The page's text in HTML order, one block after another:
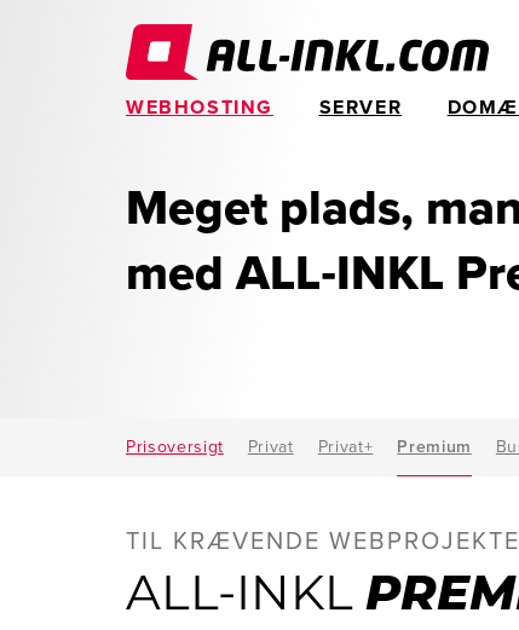
WEBHOSTING SERVER
Meget plads,
med ALL‑INKL
Prisoversigt Privat Privat+ Premium
TIL KRÆVENDE
ALL-INKL